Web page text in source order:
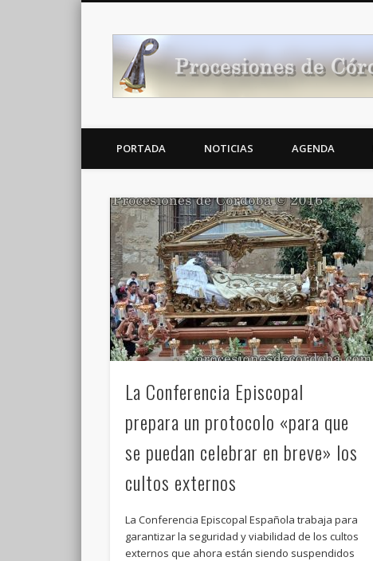
Noticias Cofrades
PORTADA NOTICIAS AGENDA
La Conferencia Episcopal
prepara un protocolo «para que
se puedan celebrar en breve» los
cultos externos
La Conferencia Episcopal Española trabaja para
garantizar la seguridad y viabilidad de los cultos
externos que ahora están siendo suspendidos